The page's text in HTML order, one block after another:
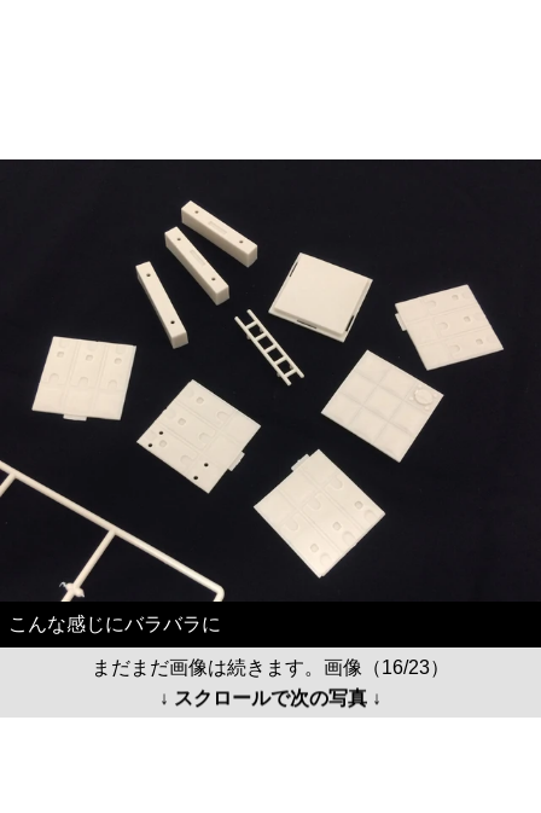
こんな感じにバラバラに
まだまだ画像は続きます。画像（16/23）
↓ スクロールで次の写真 ↓